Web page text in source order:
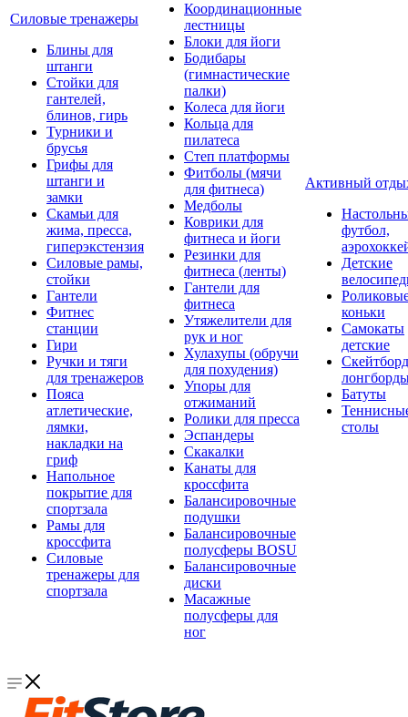
Силовые тренажеры
Блины для
штанги
Стойки для
гантелей,
блинов, гирь
Турники и
брусья
Грифы для
штанги и
замки
Скамьи для
жима, пресса,
гиперэкстензия
Силовые рамы,
стойки
Гантели
Фитнес
станции
Гири
Ручки и тяги
для тренажеров
Пояса
атлетические,
лямки,
накладки на
гриф
Напольное
покрытие для
спортзала
Рамы для
кроссфита
Силовые
тренажеры для
спортзала
Координационные
лестницы
Блоки для йоги
Бодибары
(гимнастические
палки)
Колеса для йоги
Кольца для
пилатеса
Степ платформы
Фитболы (мячи
для фитнеса)
Медболы
Коврики для
фитнеса и йоги
Резинки для
фитнеса (ленты)
Гантели для
фитнеса
Утяжелители для
рук и ног
Хулахупы (обручи
для похудения)
Упоры для
отжиманий
Ролики для пресса
Эспандеры
Скакалки
Канаты для
кроссфита
Балансировочные
подушки
Балансировочные
полусферы BOSU
Балансировочные
диски
Масажные
полусферы для
ног
Активный
футбол,
Детские
коньки
Самокаты
детские
Батуты
столы